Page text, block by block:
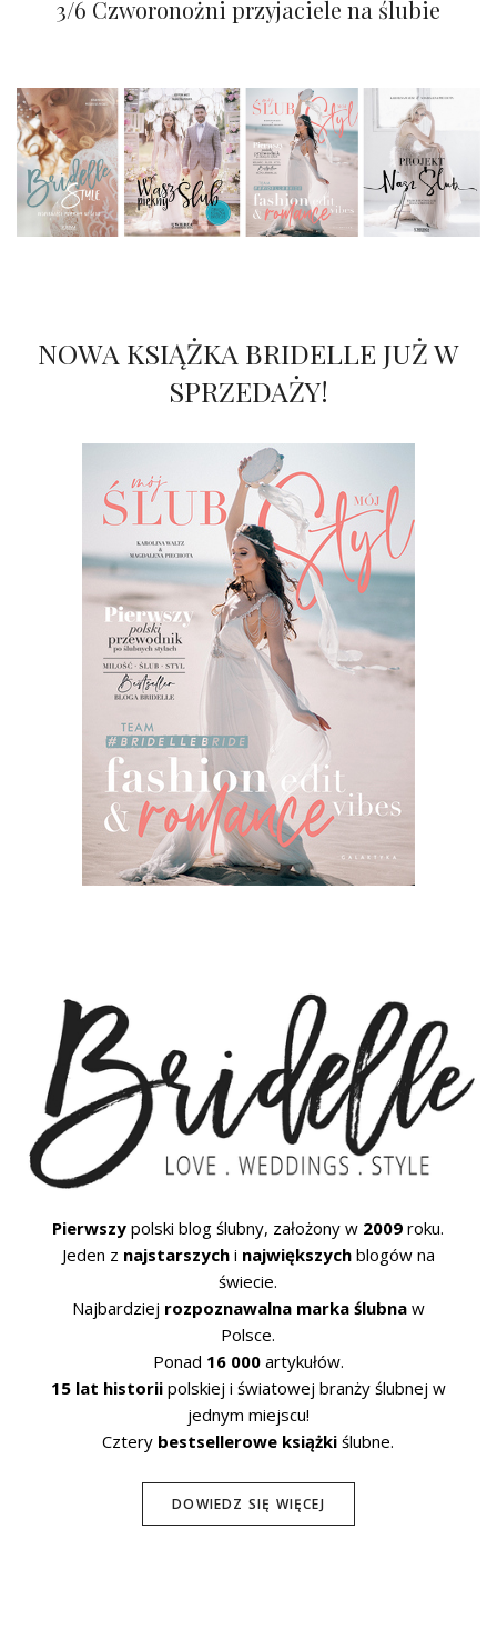
3/6 Czworonożni przyjaciele na ślubie
NOWA KSIĄŻKA BRIDELLE JUŻ W
SPRZEDAŻY!
Pierwszy polski blog ślubny, założony w 2009 roku.
Jeden z najstarszychi największychblogów na
świecie.
Najbardziej rozpoznawalna marka ślubnaw
Polsce.
Ponad 16 000artykułów.
15 lat historiipolskiej i światowej branży ślubnej w
jednym miejscu!
Cztery bestsellerowe książki ślubne.
DOWIEDZ SIĘ WIĘCEJ